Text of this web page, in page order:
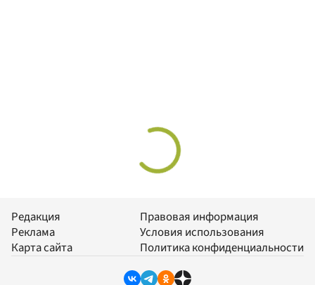
Редакция
Реклама
Карта сайта
Правовая информация
Условия использования
Политика конфиденциальности